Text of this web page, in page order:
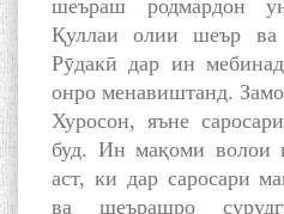
шеъраш родмардон
Қуллаи олии шеър
Рӯдакӣ дар ин
онро менавиштанд.
Хуросон, яъне
буд. Ин мақоми волои
аст, ки дар саросари
ва шеърашро